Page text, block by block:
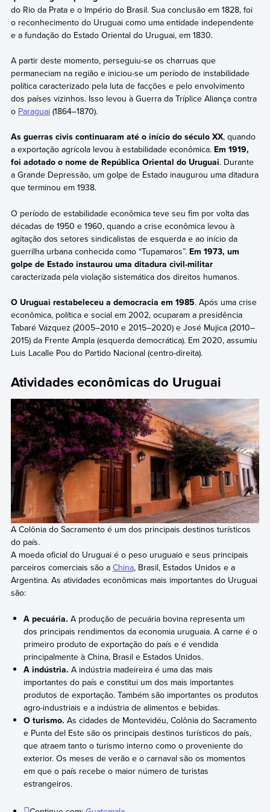
do Rio da Prata e o Império do Brasil. Sua conclusão em 1828, foi
o reconhecimento do Uruguai como uma entidade independente
e a fundação do Estado Oriental do Uruguai, em 1830.
A partir deste momento, perseguiu-se os charruas que
permaneciam na região e iniciou-se um período de instabilidade
política caracterizado pela luta de facções e pelo envolvimento
dos países vizinhos. Isso levou à Guerra da Tríplice Aliança contra
o Paraguai(1864–1870).
As guerras civis continuaram até o início do século XX, quando
a exportação agrícola levou à estabilidade econômica. Em 1919,
foi adotado o nome de República Oriental do Uruguai. Durante
a Grande Depressão, um golpe de Estado inaugurou uma ditadura
que terminou em 1938.
O período de estabilidade econômica teve seu fim por volta das
décadas de 1950 e 1960, quando a crise econômica levou à
agitação dos setores sindicalistas de esquerda e ao início da
guerrilha urbana conhecida como “Tupamaros”. Em 1973, um
golpe de Estado instaurou uma ditadura civil-militar
caracterizada pela violação sistemática dos direitos humanos.
O Uruguai restabeleceu a democracia em 1985. Após uma crise
econômica, política e social em 2002, ocuparam a presidência
Tabaré Vázquez (2005–2010 e 2015–2020) e José Mujica (2010–
2015) da Frente Ampla (esquerda democrática). Em 2020, assumiu
Luis Lacalle Pou do Partido Nacional (centro-direita).
Atividades econômicas do Uruguai
A Colônia do Sacramento é um dos principais destinos turísticos
do país.
A moeda oficial do Uruguai é o peso uruguaio e seus principais
parceiros comerciais são a China, Brasil, Estados Unidos e a
Argentina. As atividades econômicas mais importantes do Uruguai
são:
A pecuária. A produção de pecuária bovina representa um
dos principais rendimentos da economia uruguaia. A carne é o
primeiro produto de exportação do país e é vendida
principalmente à China, Brasil e Estados Unidos.
A indústria.A indústria madeireira é uma das mais
importantes do país e constitui um dos mais importantes
produtos de exportação. Também são importantes os produtos
agro-industriais e a indústria de alimentos e bebidas.
O turismo. As cidades de Montevidéu, Colônia do Sacramento
e Punta del Este são os principais destinos turísticos do país,
que atraem tanto o turismo interno como o proveniente do
exterior. Os meses de verão e o carnaval são os momentos
em que o país recebe o maior número de turistas
estrangeiros.